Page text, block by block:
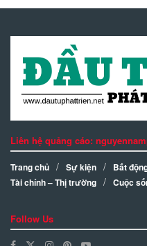
Liên hệ quảng cáo:
Trang chủ Sự kiện Bất
Tài chính – Thị trường
Cuộc
Follow Us